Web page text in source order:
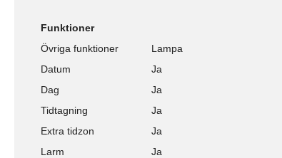
Funktioner
Övriga funktioner
Lampa
Datum
Ja
Dag
Ja
Tidtagning
Ja
Extra tidzon
Ja
Larm
Ja